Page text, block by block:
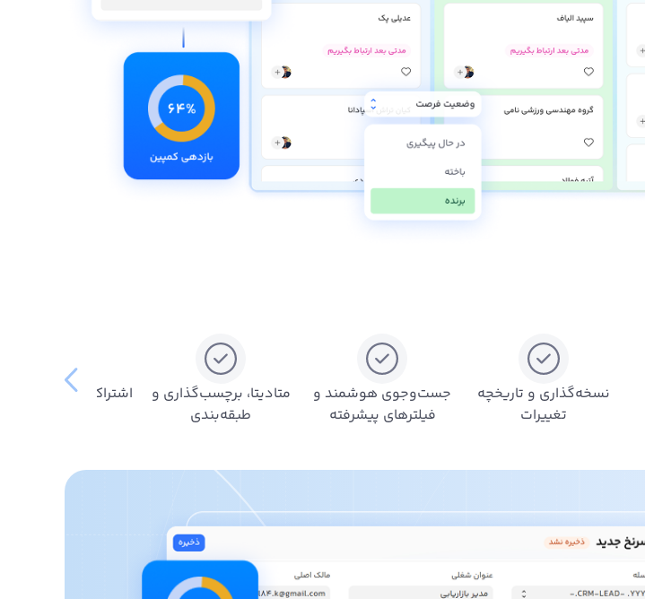
نسخه‌گذاری و تاریخچه
تغییرات
جست‌وجوی هوشمند و
فیلترهای پیشرفته
متادیتا، برچسب‌گذاری و
طبقه‌بندی
اشتراک‌گذاری،